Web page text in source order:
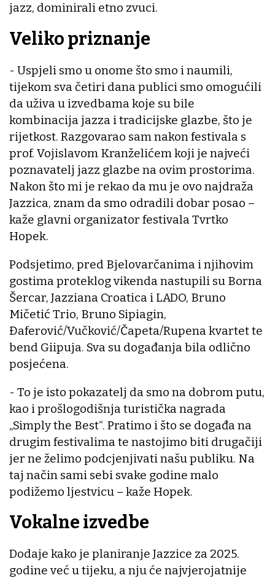
jazz, dominirali etno zvuci.
Veliko priznanje
- Uspjeli smo u onome što smo i naumili,
tijekom sva četiri dana publici smo omogućili
da uživa u izvedbama koje su bile
kombinacija jazza i tradicijske glazbe, što je
rijetkost. Razgovarao sam nakon festivala s
prof. Vojislavom Kranželićem koji je najveći
poznavatelj jazz glazbe na ovim prostorima.
Nakon što mi je rekao da mu je ovo najdraža
Jazzica, znam da smo odradili dobar posao –
kaže glavni organizator festivala Tvrtko
Hopek.
Podsjetimo, pred Bjelovarčanima i njihovim
gostima proteklog vikenda nastupili su Borna
Šercar, Jazziana Croatica i LADO, Bruno
Mičetić Trio, Bruno Sipiagin,
Đaferović/Vučković/Čapeta/Rupena kvartet te
bend Giipuja. Sva su događanja bila odlično
posjećena.
- To je isto pokazatelj da smo na dobrom putu,
kao i prošlogodišnja turistička nagrada
„Simply the Best“. Pratimo i što se događa na
drugim festivalima te nastojimo biti drugačiji
jer ne želimo podcjenjivati našu publiku. Na
taj način sami sebi svake godine malo
podižemo ljestvicu – kaže Hopek.
Vokalne izvedbe
Dodaje kako je planiranje Jazzice za 2025.
godine već u tijeku, a nju će najvjerojatnije